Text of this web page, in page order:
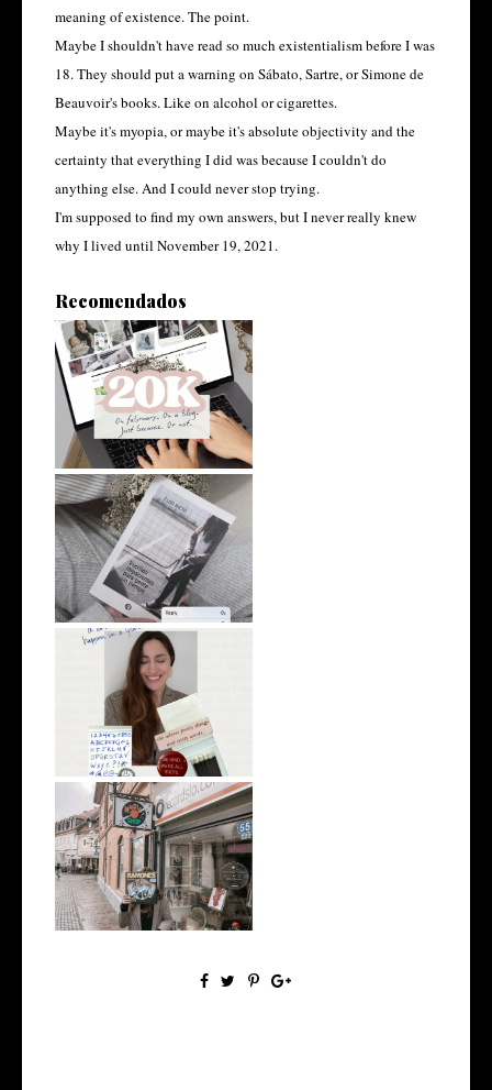
meaning of existence. The point.
Maybe I shouldn't have read so much existentialism before I was
18. They should put a warning on Sábato, Sartre, or Simone de
Beauvoir's books. Like on alcohol or cigarettes.
Maybe it's myopia, or maybe it's absolute objectivity and the
certainty that everything I did was because I couldn't do
anything else. And I could never stop trying.
I'm supposed to find my own answers, but I never really knew
why I lived until November 19, 2021.
Recomendados
More than 20k
Más cronopio
My weird 2025 recap
Recordslo.com in Ljubljana